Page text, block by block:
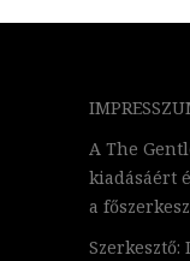
A The
kiadásáért
a
Szerkesztő: